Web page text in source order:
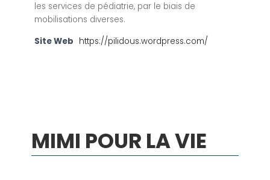
les services de pédiatrie, par le biais de
mobilisations diverses.
Site Web https://pilidous.wordpress.com/
MIMI POUR LA VIE